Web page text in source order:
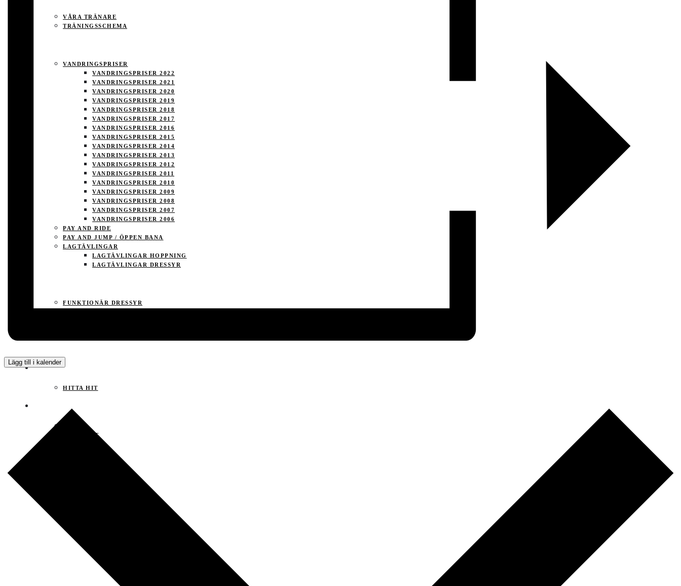
VÅRA TRÄNARE
TRÄNINGSSCHEMA
VANDRINGSPRISER
VANDRINGSPRISER 2022
VANDRINGSPRISER 2021
VANDRINGSPRISER 2020
VANDRINGSPRISER 2019
VANDRINGSPRISER 2018
VANDRINGSPRISER 2017
VANDRINGSPRISER 2016
VANDRINGSPRISER 2015
VANDRINGSPRISER 2014
VANDRINGSPRISER 2013
VANDRINGSPRISER 2012
VANDRINGSPRISER 2011
VANDRINGSPRISER 2010
VANDRINGSPRISER 2009
VANDRINGSPRISER 2008
VANDRINGSPRISER 2007
VANDRINGSPRISER 2006
PAY AND RIDE
PAY AND JUMP / ÖPPEN BANA
LAGTÄVLINGAR
LAGTÄVLINGAR HOPPNING
LAGTÄVLINGAR DRESSYR
FUNKTIONÄR DRESSYR
KALENDER
KONTAKT
HITTA HIT
KONTO
LOGGA UT
Lägg till i kalender